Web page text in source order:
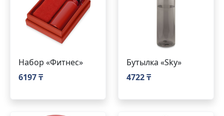
Набор «Фитнес»
6197 ₸
Бутылка «Sky»
4722 ₸